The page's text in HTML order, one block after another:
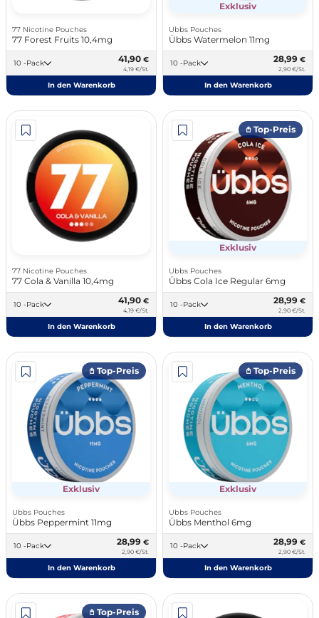
77 Nicotine Pouches
77 Forest Fruits 10,4mg
10 -Pack 41,90 €
4,19 €/St.
In den Warenkorb
Exklusiv
Ubbs Pouches
Übbs Watermelon 11mg
10 -Pack 28,99 €
2,90 €/St.
In den Warenkorb
77 Nicotine Pouches
77 Cola & Vanilla 10,4mg
10 -Pack 41,90 €
4,19 €/St.
In den Warenkorb
𖤘 Top-Preis
Exklusiv
Ubbs Pouches
Übbs Cola Ice Regular 6mg
10 -Pack 28,99 €
2,90 €/St.
In den Warenkorb
𖤘 Top-Preis
Exklusiv
Ubbs Pouches
Übbs Peppermint 11mg
10 -Pack 28,99 €
2,90 €/St.
In den Warenkorb
𖤘 Top-Preis
Exklusiv
Ubbs Pouches
Übbs Menthol 6mg
10 -Pack 28,99 €
2,90 €/St.
In den Warenkorb
𖤘 Top-Preis